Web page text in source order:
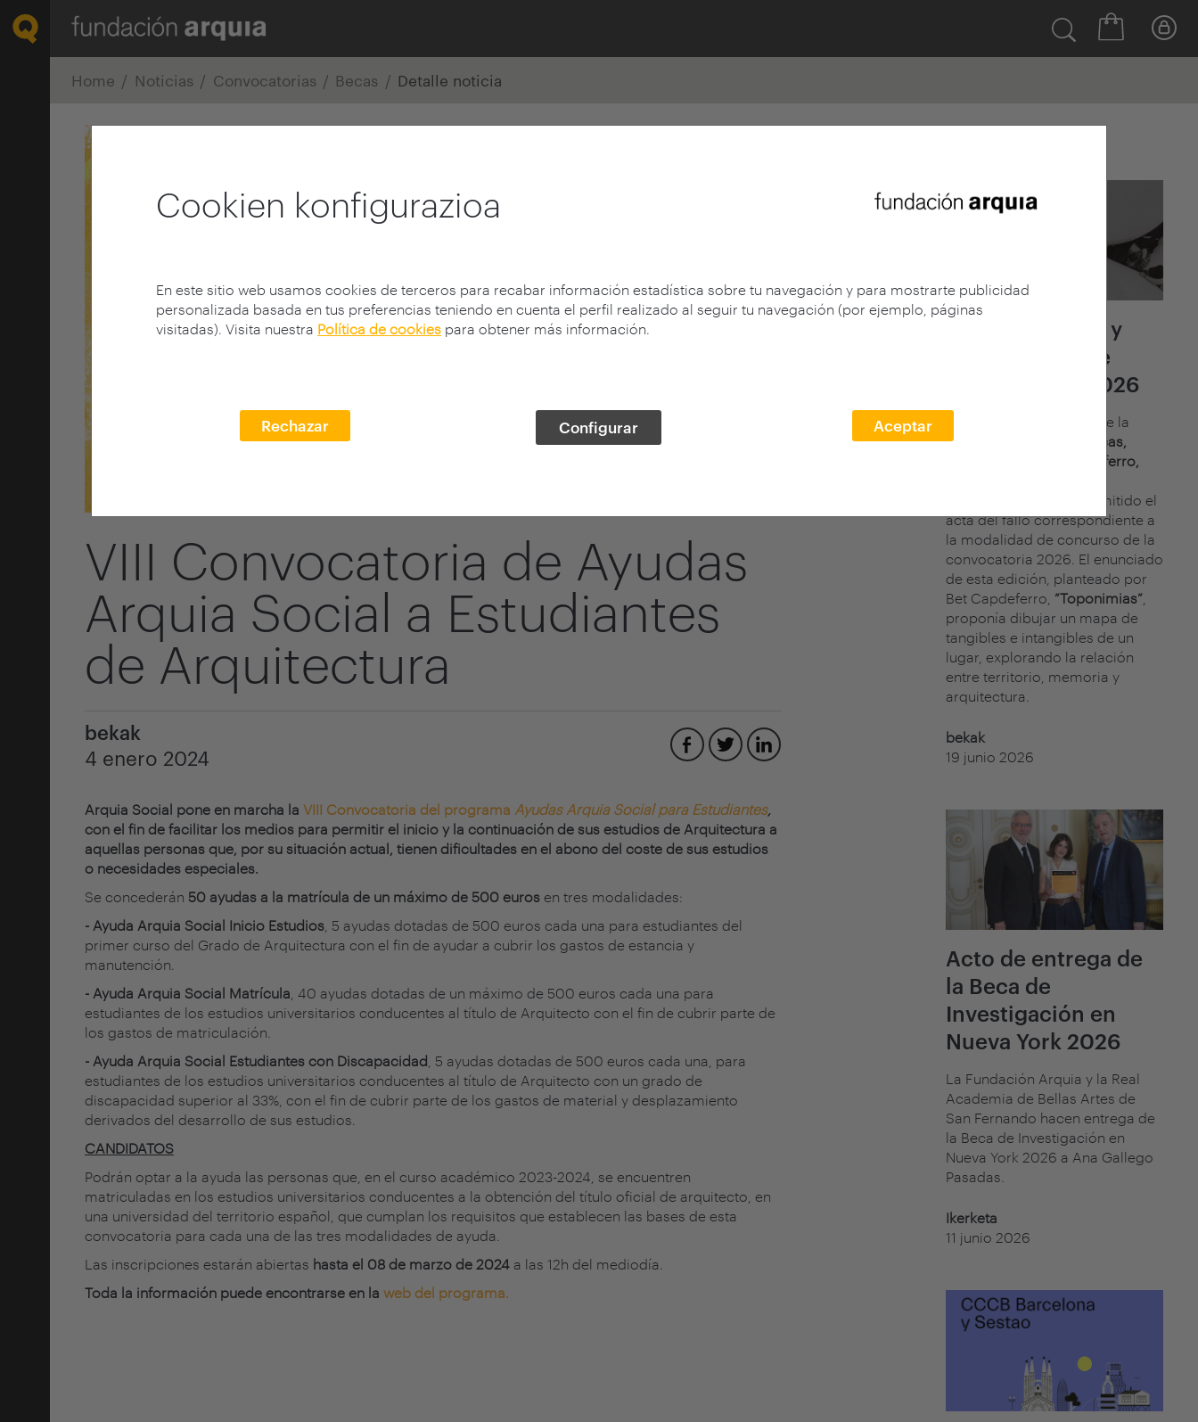
Cookien konfigurazioa
En este sitio web usamos cookies de terceros para recabar información estadística sobre tu navegación y para mostrarte publicidad
personalizada basada en tus preferencias teniendo en cuenta el perfil realizado al seguir tu navegación (por ejemplo, páginas
visitadas). Visita nuestra Política de cookies para obtener más información.
Rechazar Configurar Aceptar
Home Noticias Convocatorias Becas Detalle noticia
VIII Convocatoria de Ayudas
Arquia Social a Estudiantes
de Arquitectura
bekak
4 enero 2024
Arquia Social pone en marcha la VIII Convocatoria del programa Ayudas Arquia Social para Estudiantes,
con el fin de facilitar los medios para permitir el inicio y la continuación de sus estudios de Arquitectura a
aquellas personas que, por su situación actual, tienen dificultades en el abono del coste de sus estudios
o necesidades especiales.
Se concederán 50 ayudas a la matrícula de un máximo de 500 euros en tres modalidades:
- Ayuda Arquia Social Inicio Estudios , 5 ayudas dotadas de 500 euros cada una para estudiantes del
primer curso del Grado de Arquitectura con el fin de ayudar a cubrir los gastos de estancia y
manutención.
- Ayuda Arquia Social Matrícula , 40 ayudas dotadas de un máximo de 500 euros cada una para
estudiantes de los estudios universitarios conducentes al título de Arquitecto con el fin de cubrir parte de
los gastos de matriculación.
- Ayuda Arquia Social Estudiantes con Discapacidad , 5 ayudas dotadas de 500 euros cada una, para
estudiantes de los estudios universitarios conducentes al título de Arquitecto con un grado de
discapacidad superior al 33%, con el fin de cubrir parte de los gastos de material y desplazamiento
derivados del desarrollo de sus estudios.
CANDIDATOS
Podrán optar a la ayuda las personas que, en el curso académico 2023-2024, se encuentren
matriculadas en los estudios universitarios conducentes a la obtención del título oficial de arquitecto, en
una universidad del territorio español, que cumplan los requisitos que establecen las bases de esta
convocatoria para cada una de las tres modalidades de ayuda.
Las inscripciones estarán abiertas hasta el 08 de marzo de 2024 a las 12h del mediodía.
Toda la información puede encontrarse en la web del programa.
Fallo del jurado y
adjudicación de
arquia/becas 2026
El jurado del concurso de la
XXVII edición arquia/becas,
Bet Capdeferro,
bosch.capdeferro, ha emitido el
acta del fallo correspondiente a
la modalidad de concurso de la
convocatoria 2026. El enunciado
de esta edición, planteado por
Bet Capdeferro, “Toponimias”,
proponía dibujar un mapa de
tangibles e intangibles de un
lugar, explorando la relación
entre territorio, memoria y
arquitectura.
bekak
19 junio 2026
Acto de entrega de
la Beca de
Investigación en
Nueva York 2026
La Fundación Arquia y la Real
Academia de Bellas Artes de
San Fernando hacen entrega de
la Beca de Investigación en
Nueva York 2026 a Ana Gallego
Pasadas.
Ikerketa
11 junio 2026